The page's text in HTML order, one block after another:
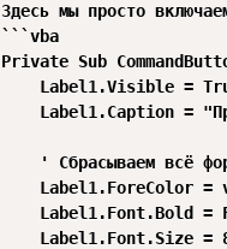
Здесь мы просто
```vba
Private Sub
Label1.Visible =
Label1.Caption =
' Сбрасываем всё
Label1.ForeColor =
Label1.Font.Bold =
Label1.Font.Size =